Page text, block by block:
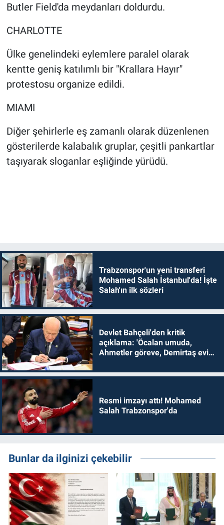
Butler Field'da meydanları doldurdu.
CHARLOTTE
Ülke genelindeki eylemlere paralel olarak
kentte geniş katılımlı bir "Krallara Hayır"
protestosu organize edildi.
MIAMI
Diğer şehirlerle eş zamanlı olarak düzenlenen
gösterilerde kalabalık gruplar, çeşitli pankartlar
taşıyarak sloganlar eşliğinde yürüdü.
Trabzonspor'un yeni transferi
Mohamed Salah İstanbul'da! İşte
Salah'ın ilk sözleri
Devlet Bahçeli'den kritik
açıklama: 'Öcalan umuda,
Ahmetler göreve, Demirtaş evine
Resmi imzayı attı! Mohamed
Salah Trabzonspor'da
Bunlar da ilginizi çekebilir